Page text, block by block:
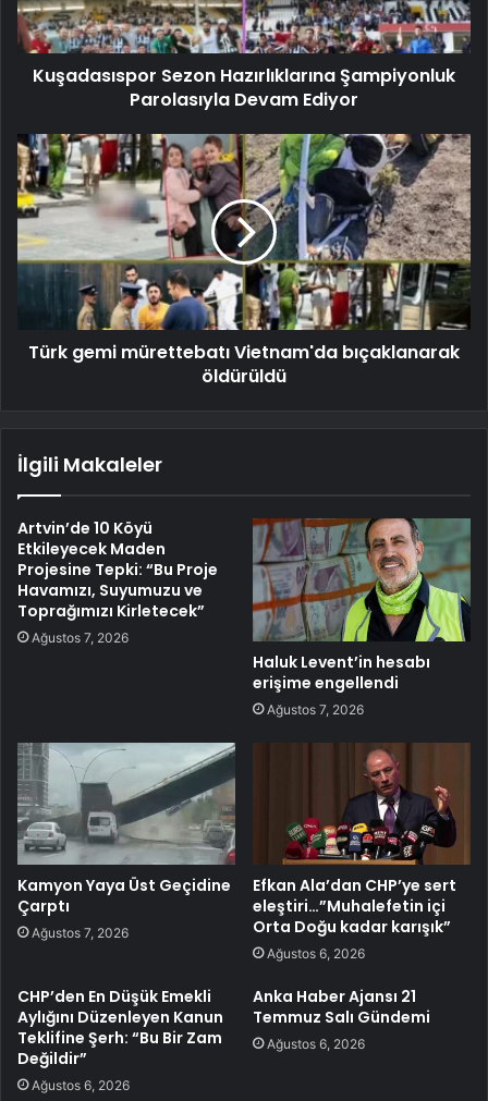
Kuşadasıspor Sezon Hazırlıklarına Şampiyonluk
Parolasıyla Devam Ediyor
Türk gemi mürettebatı Vietnam'da bıçaklanarak
öldürüldü
İlgili Makaleler
Artvin’de 10 Köyü
Etkileyecek Maden
Projesine Tepki: “Bu Proje
Havamızı, Suyumuzu ve
Toprağımızı Kirletecek”
Ağustos 7, 2026
Haluk Levent’in hesabı
erişime engellendi
Ağustos 7, 2026
Kamyon Yaya Üst Geçidine
Çarptı
Ağustos 7, 2026
Efkan Ala’dan CHP’ye sert
eleştiri…”Muhalefetin içi
Orta Doğu kadar karışık”
Ağustos 6, 2026
CHP’den En Düşük Emekli
Aylığını Düzenleyen Kanun
Teklifine Şerh: “Bu Bir Zam
Değildir”
Ağustos 6, 2026
Anka Haber Ajansı 21
Temmuz Salı Gündemi
Ağustos 6, 2026